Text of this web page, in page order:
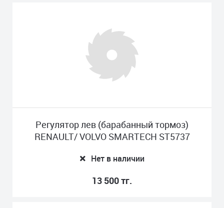
Регулятор лев (барабанный тормоз)
RENAULT/ VOLVO SMARTECH ST5737
Нет в наличии
13 500 тг.